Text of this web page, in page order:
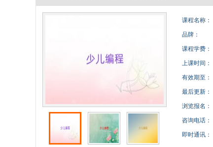
课程名称：
品牌：
课程学费：
上课时间：
有效期至：
最后更新：
浏览报名：
咨询电话：
即时通讯：